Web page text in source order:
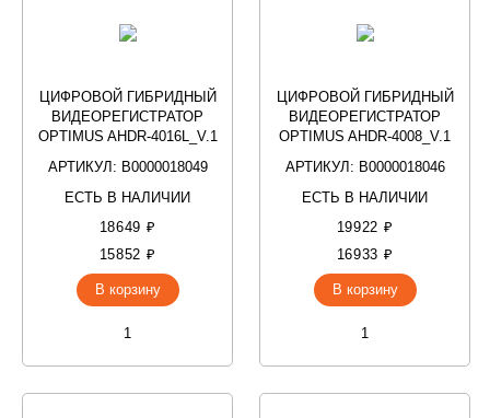
ЦИФРОВОЙ ГИБРИДНЫЙ
ВИДЕОРЕГИСТРАТОР
OPTIMUS AHDR-4016L_V.1
АРТИКУЛ: В0000018049
ЕСТЬ В НАЛИЧИИ
18649 ₽
15852 ₽
В корзину
ЦИФРОВОЙ ГИБРИДНЫЙ
ВИДЕОРЕГИСТРАТОР
OPTIMUS AHDR-4008_V.1
АРТИКУЛ: В0000018046
ЕСТЬ В НАЛИЧИИ
19922 ₽
16933 ₽
В корзину